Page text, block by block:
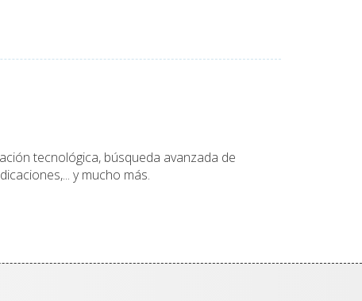
tecnológica, búsqueda avanzada de
y mucho más.